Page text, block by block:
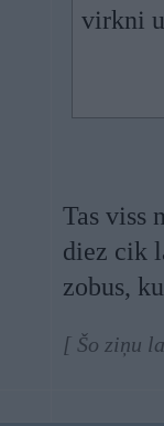
virkni
Tas viss
diez cik
zobus,
[ Šo ziņu